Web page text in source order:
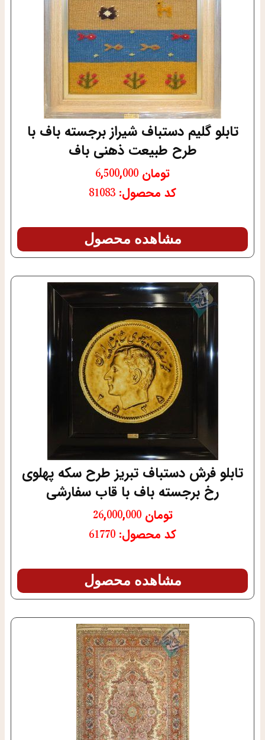
تابلو گلیم دستباف شیراز برجسته باف با
طرح طبیعت ذهنی باف
تومان
کد محصول: 81083
مشاهده محصول
تابلو فرش دستباف تبریز طرح سکه پهلوی
رخ برجسته باف با قاب سفارشی
تومان 26,000,000
کد محصول: 61770
مشاهده محصول